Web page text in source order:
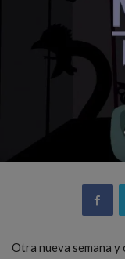
Otra nueva semana